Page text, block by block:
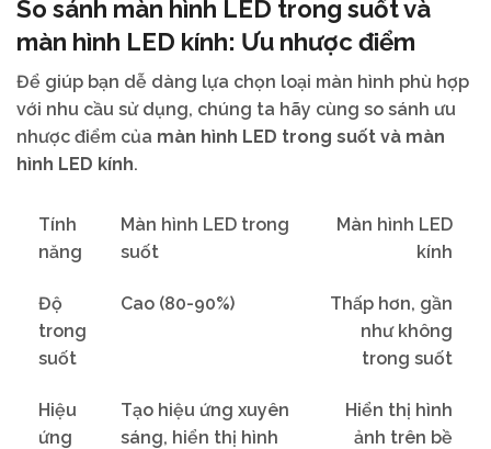
So sánh màn hình LED trong suốt và
màn hình LED kính: Ưu nhược điểm
Để giúp bạn dễ dàng lựa chọn loại màn hình phù hợp
với nhu cầu sử dụng, chúng ta hãy cùng so sánh ưu
nhược điểm của màn hình LED trong suốt và màn
hình LED kính.
Tính
năng
Màn hình LED trong
suốt
Màn hình LED
kính
Độ
trong
suốt
Cao (80-90%)
Thấp hơn, gần
như không
trong suốt
Hiệu
ứng
Tạo hiệu ứng xuyên
sáng, hiển thị hình
Hiển thị hình
ảnh trên bề